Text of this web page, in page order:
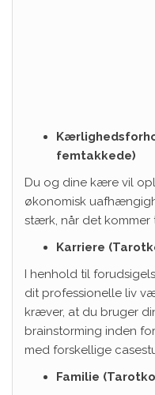
femtakkede)
Du og dine kære vil
økonomisk
stærk, når det kommer
Karriere
I henhold til
dit professionelle liv
kræver, at du bruger
brainstorming inden
med forskellige
Familie